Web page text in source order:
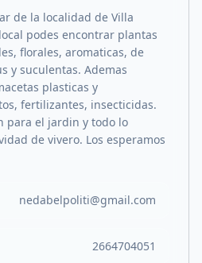
de la localidad de Villa
podes encontrar plantas
florales, aromaticas, de
y suculentas. Ademas
plasticas y
fertilizantes, insecticidas.
para el jardin y todo lo
de vivero. Los esperamos
nedabelpoliti@gmail.com
2664704051